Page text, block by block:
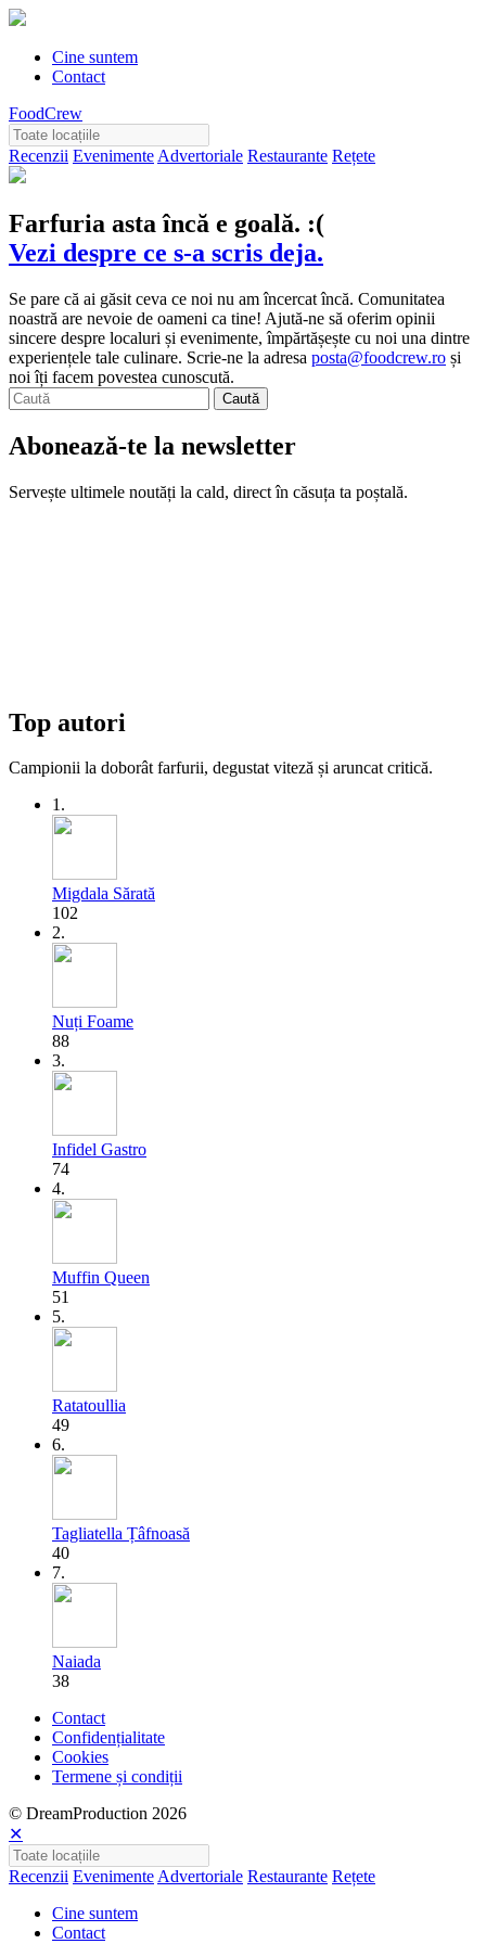
Cine suntem
Contact
FoodCrew
Recenzii Evenimente Advertoriale Restaurante Rețete
Farfuria asta încă e goală. :(
Vezi despre ce s-a scris deja.
Se pare că ai găsit ceva ce noi nu am încercat încă. Comunitatea
noastră are nevoie de oameni ca tine! Ajută-ne să oferim opinii
sincere despre localuri și evenimente, împărtășește cu noi una dintre
experiențele tale culinare. Scrie-ne la adresa posta@foodcrew.ro și
noi îți facem povestea cunoscută.
Abonează-te la newsletter
Servește ultimele noutăți la cald, direct în căsuța ta poștală.
Top autori
Campionii la doborât farfurii, degustat viteză și aruncat critică.
1.
Migdala Sărată
102
2.
Nuți Foame
88
3.
Infidel Gastro
74
4.
Muffin Queen
51
5.
Ratatoullia
49
6.
Tagliatella Țâfnoasă
40
7.
Naiada
38
Contact
Confidențialitate
Cookies
Termene și condiții
© DreamProduction 2026
✕
Recenzii EvenimenteAdvertoriale Restaurante Rețete
Cine suntem
Contact